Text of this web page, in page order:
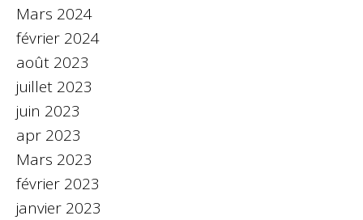
Mars 2024
février 2024
août 2023
juillet 2023
juin 2023
apr 2023
Mars 2023
février 2023
janvier 2023